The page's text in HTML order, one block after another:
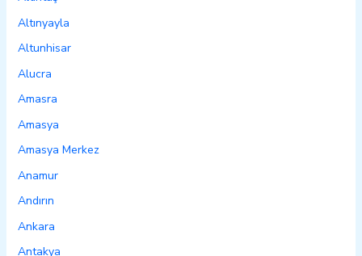
Altınyayla
Altunhisar
Alucra
Amasra
Amasya
Amasya Merkez
Anamur
Andırın
Ankara
Antakya